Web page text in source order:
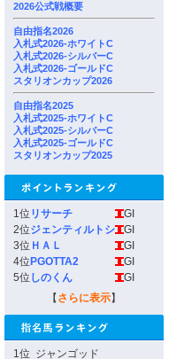
2026公式戦概要
自由指名2026
入札式2026-ホワイトC
入札式2026-シルバーC
入札式2026-ゴールドC
スタリオンカップ2026
自由指名2025
入札式2025-ホワイトC
入札式2025-シルバーC
入札式2025-ゴールドC
スタリオンカップ2025
1位 リサーチ
GI
2位ジェンティルトシ
GI
3位 ＨＡＬ
GI
4位 PGOTTA2
GI
5位 しのくん
GI
【 さらに表示】
1位 ジャンゴッド